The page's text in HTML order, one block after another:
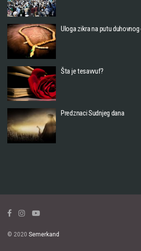
Uloga zikra na putu
Šta je tesavvuf?
Predznaci Sudnjeg dana
© 2020 Semerkand